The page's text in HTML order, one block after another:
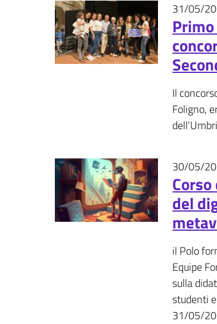
31/05/
Il
Foligno,
30/05/
del
il Polo
Equipe
sulla
studenti
31/05/